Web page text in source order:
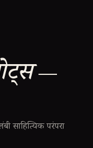
—
साहित्यिक परंपरा